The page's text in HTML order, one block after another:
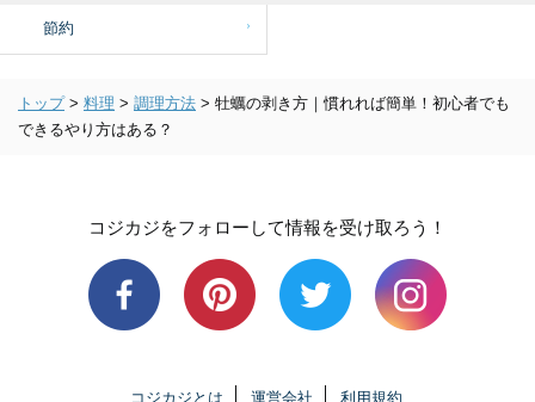
節約
トップ > 料理 > 調理方法 > 牡蠣の剥き方｜慣れれば簡単！初心者でも
できるやり方はある？
コジカジをフォローして情報を受け取ろう！
コジカジとは 運営会社 利用規約